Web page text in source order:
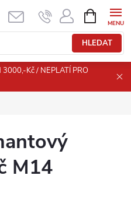
HLEDAT
NÁKUPNÍ
KOŠÍK
Kč / NEPLATÍ PRO
M14